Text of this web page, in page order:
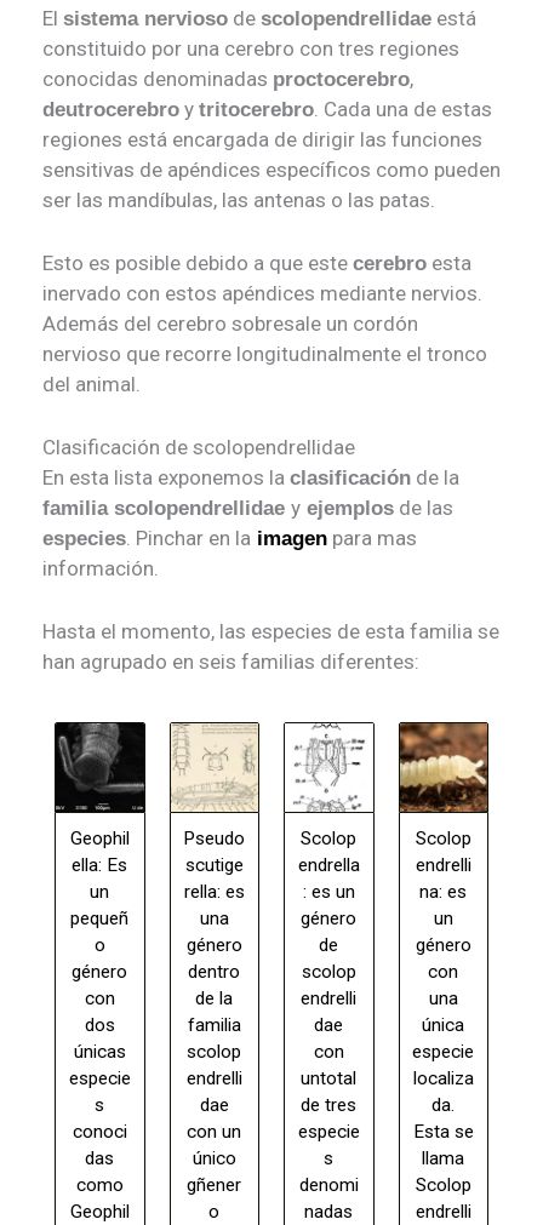
El sistema nervioso de scolopendrellidae está
constituido por una cerebro con tres regiones
conocidas denominadas proctocerebro,
deutrocerebro y tritocerebro . Cada una de estas
regiones está encargada de dirigir las funciones
sensitivas de apéndices específicos como pueden
ser las mandíbulas, las antenas o las patas.
Esto es posible debido a que este cerebro esta
inervado con estos apéndices mediante nervios.
Además del cerebro sobresale un cordón
nervioso que recorre longitudinalmente el tronco
del animal.
Clasificación de scolopendrellidae
En esta lista exponemos la clasificación de la
familia scolopendrellidae y ejemplos de las
especies. Pinchar en la imagen para mas
información.
Hasta el momento, las especies de esta familia se
han agrupado en seis familias diferentes:
Geophil
ella: Es
un
pequeñ
o
género
con
dos
únicas
especie
s
conoci
das
como
Geophil
Pseudo
scutige
rella: es
una
género
dentro
de la
familia
scolop
endrelli
dae
con un
único
gñener
o
Scolop
endrella
: es un
género
de
scolop
endrelli
dae
con
untotal
de tres
especie
s
denomi
nadas
Scolop
endrelli
na: es
un
género
con
una
única
especie
localiza
da.
Esta se
llama
Scolop
endrelli